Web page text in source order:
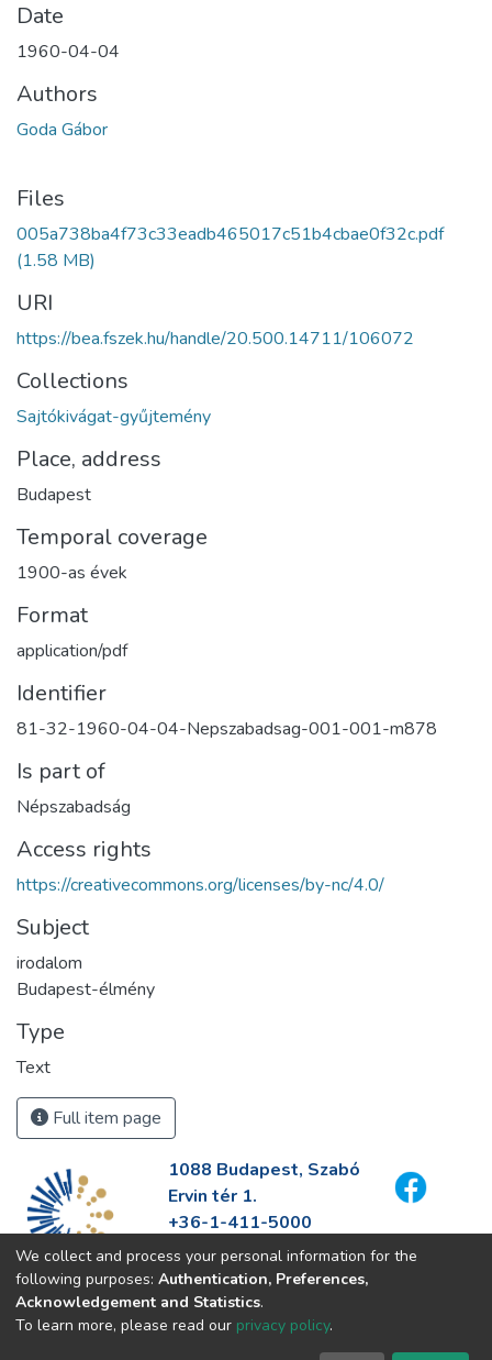
Date
1960-04-04
Authors
Goda Gábor
Files
005a738ba4f73c33eadb465017c51b4cbae0f32c.pdf
(1.58 MB)
URI
https://bea.fszek.hu/handle/20.500.14711/106072
Collections
Sajtókivágat-gyűjtemény
Place, address
Budapest
Temporal coverage
1900-as évek
Format
application/pdf
Identifier
81-32-1960-04-04-Nepszabadsag-001-001-m878
Is part of
Népszabadság
Access rights
https://creativecommons.org/licenses/by-nc/4.0/
Subject
irodalom
Budapest-élmény
Type
Text
Full item page
1088 Budapest, Szabó
Ervin tér 1.
+36-1-411-5000
info@fszek.hu
https://fszek.hu
We collect and process your personal information for the
following purposes: Authentication, Preferences,
Acknowledgement and Statistics.
To learn more, please read our privacy policy.